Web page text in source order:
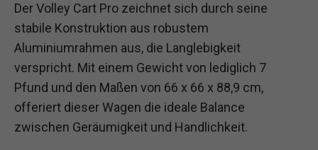
Der Volley Cart Pro zeichnet sich durch seine
stabile Konstruktion aus robustem
Aluminiumrahmen aus, die Langlebigkeit
verspricht. Mit einem Gewicht von lediglich 7
Pfund und den Maßen von 66 x 66 x 88,9 cm,
offeriert dieser Wagen die ideale Balance
zwischen Geräumigkeit und Handlichkeit.